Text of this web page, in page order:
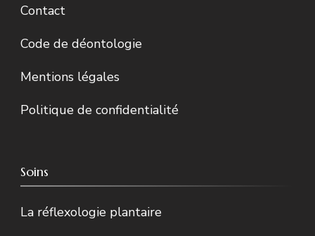
Contact
Code de déontologie
Mentions légales
Politique de confidentialité
Soins
La réflexologie plantaire